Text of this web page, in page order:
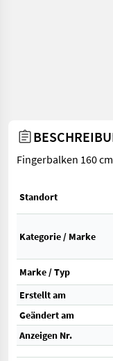
Fingerbalken 160
Standort
Kategorie / Marke
Marke / Typ
Erstellt am
Geändert am
Anzeigen Nr.